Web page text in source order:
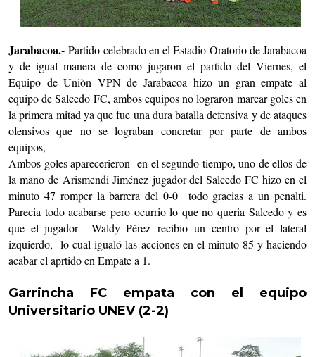
Jarabacoa.- Partido celebrado en el Estadio Oratorio de Jarabacoa
y de igual manera de como jugaron el partido del Viernes, el
Equipo de Uniòn VPN de Jarabacoa hizo un gran empate al
equipo de Salcedo FC, ambos equipos no lograron marcar goles en
la primera mitad ya que fue una dura batalla defensiva y de ataques
ofensivos que no se lograban concretar por parte de ambos
equipos,
Ambos goles aparecerieron en el segundo tiempo, uno de ellos de
la mano de Arismendi Jiménez jugador del Salcedo FC hizo en el
minuto 47 romper la barrera del 0-0 todo gracias a un penalti.
Parecia todo acabarse pero ocurrio lo que no queria Salcedo y es
que el jugador Waldy Pérez recibio un centro por el lateral
izquierdo, lo cual igualó las acciones en el minuto 85 y haciendo
acabar el aprtido en Empate a 1.
Garrincha FC empata con el equipo
Universitario UNEV (2-2)